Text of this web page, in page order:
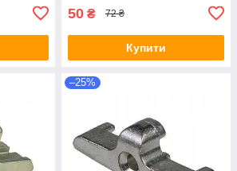
50 ₴ 72 ₴
Купити
–25%